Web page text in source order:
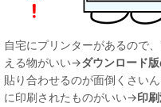
自宅にプリンターがあるので
える物がいい→ダウンロード
貼り合わせるのが面倒くさい
に印刷されたものがいい→印